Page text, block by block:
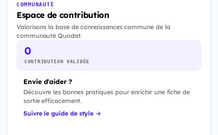
COMMUNAUTÉ
Espace de contribution
Valorisons la base de connaissances commune de la
communauté Quodat.
0
CONTRIBUTION VALIDÉE
Envie d'aider ?
Découvre les bonnes pratiques pour enrichir une fiche de
sortie efficacement.
Suivre le guide de style →